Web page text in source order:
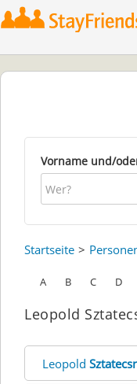
Vorname und/
Startseite
A B C D
Leopold
Leopold